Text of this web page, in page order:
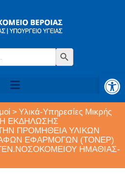
Search Button
> Υλικά-Υπηρεσίες Μικρής
ΕΚΔΗΛΩΣΗΣ
ΠΡΟΜΗΘΕΙΑ ΥΛΙΚΩΝ
ΕΦΑΡΜΟΓΩΝ (ΤΟΝΕΡ)
ΗΜΑΘΙΑΣ-